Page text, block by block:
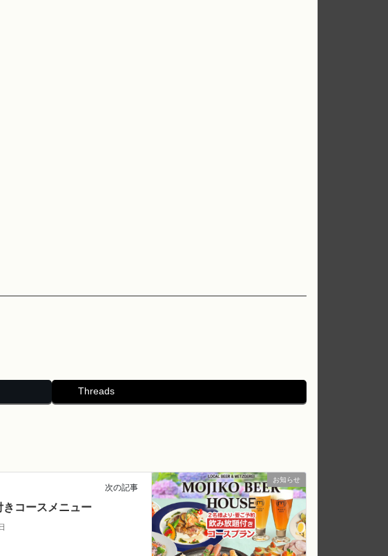
Threads
お知らせ
次の記事
きコースメニュー